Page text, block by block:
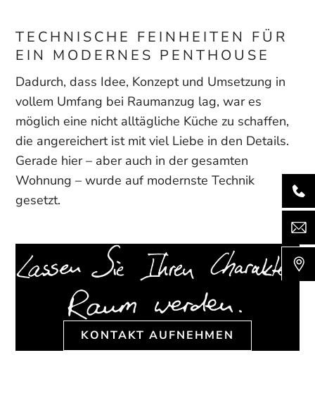
TECHNISCHE FEINHEITEN FÜR
EIN MODERNES PENTHOUSE
Dadurch, dass Idee, Konzept und Umsetzung in
vollem Umfang bei Raumanzug lag, war es
möglich eine nicht alltägliche Küche zu schaffen,
die angereichert ist mit viel Liebe in den Details.
Gerade hier – aber auch in der gesamten
Wohnung – wurde auf modernste Technik
gesetzt.
KONTAKT AUFNEHMEN